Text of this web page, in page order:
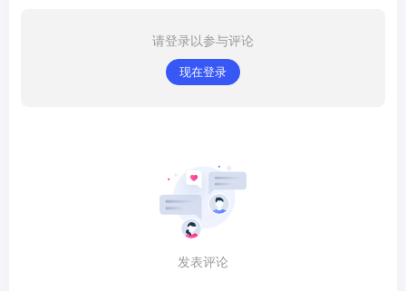
请登录以参与评论
现在登录
发表评论